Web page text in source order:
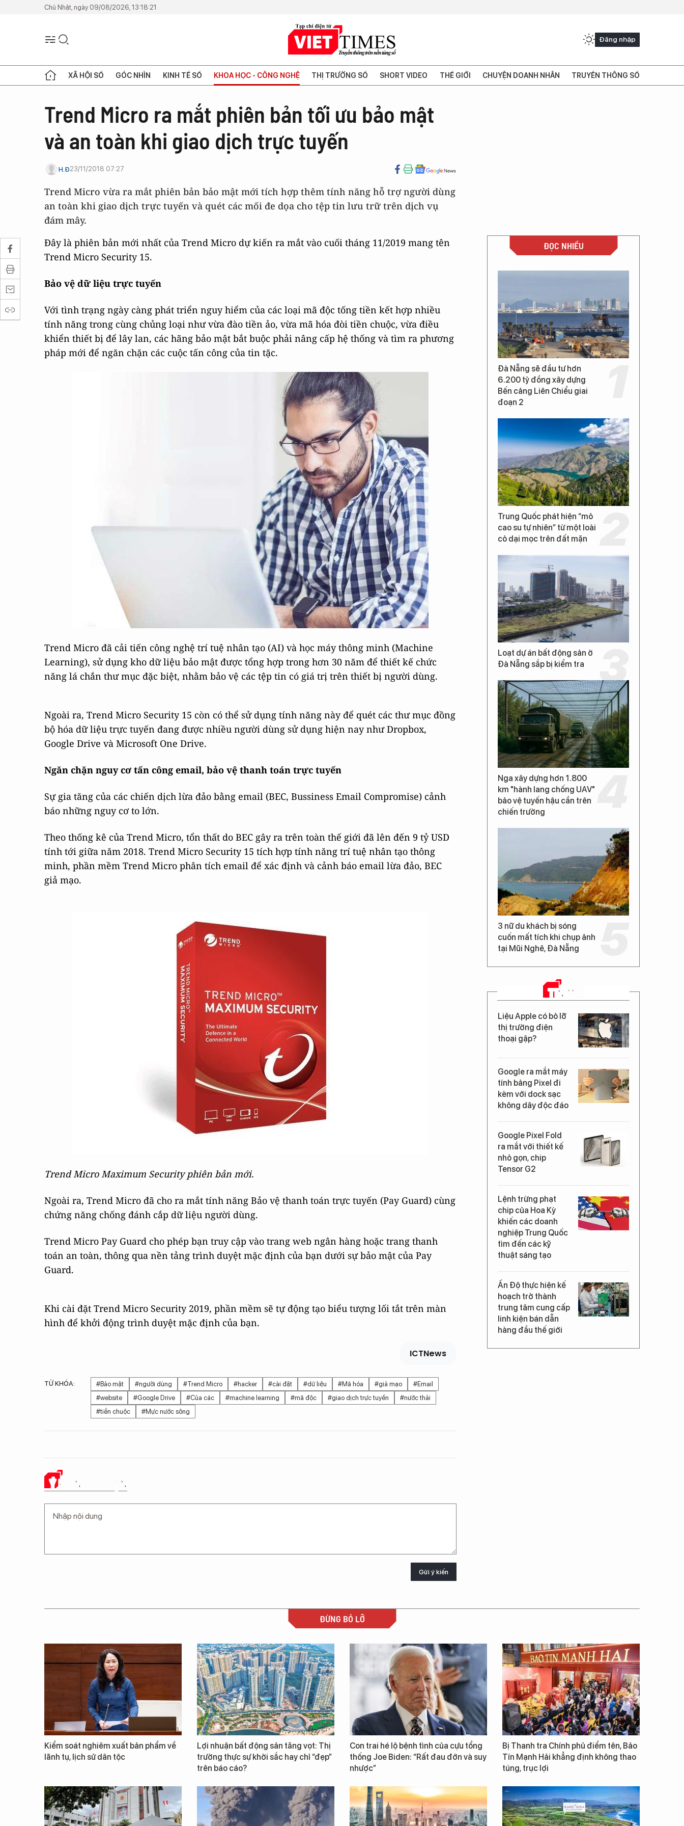
Chủ Nhật, ngày 09/08/2026, 13:18:21
Đăng nhập
XÃ HỘI SỐ GÓC NHÌN KINH TẾ SỐ KHOA HỌC - CÔNG NGHỆ THỊ TRƯỜNG SỐ SHORT VIDEO THẾ GIỚI CHUYỆN DOANH NHÂN TRUYỀN THÔNG SỐ
Trend Micro ra mắt phiên bản tối ưu bảo mật
và an toàn khi giao dịch trực tuyến
H.Đ23/11/2018 07:27
Trend Micro vừa ra mắt phiên bản bảo mật mới tích hợp thêm tính năng hỗ trợ người dùng
an toàn khi giao dịch trực tuyến và quét các mối đe dọa cho tệp tin lưu trữ trên dịch vụ
đám mây.
Đây là phiên bản mới nhất của Trend Micro dự kiến ra mắt vào cuối tháng 11/2019 mang tên
Trend Micro Security 15.
Bảo vệ dữ liệu trực tuyến
Với tình trạng ngày càng phát triển nguy hiểm của các loại mã độc tống tiền kết hợp nhiều
tính năng trong cùng chủng loại như vừa đào tiền ảo, vừa mã hóa đòi tiền chuộc, vừa điều
khiển thiết bị để lây lan, các hãng bảo mật bắt buộc phải nâng cấp hệ thống và tìm ra phương
pháp mới để ngăn chặn các cuộc tấn công của tin tặc.
Trend Micro đã cải tiến công nghệ trí tuệ nhân tạo (AI) và học máy thông minh (Machine
Learning), sử dụng kho dữ liệu bảo mật được tổng hợp trong hơn 30 năm để thiết kế chức
năng lá chắn thư mục đặc biệt, nhằm bảo vệ các tệp tin có giá trị trên thiết bị người dùng.
Ngoài ra, Trend Micro Security 15 còn có thể sử dụng tính năng này để quét các thư mục đồng
bộ hóa dữ liệu trực tuyến đang được nhiều người dùng sử dụng hiện nay như Dropbox,
Google Drive và Microsoft One Drive.
Ngăn chặn nguy cơ tấn công email, bảo vệ thanh toán trực tuyến
Sự gia tăng của các chiến dịch lừa đảo bằng email (BEC, Bussiness Email Compromise) cảnh
báo những nguy cơ to lớn.
Theo thống kê của Trend Micro, tổn thất do BEC gây ra trên toàn thế giới đã lên đến 9 tỷ USD
tính tới giữa năm 2018. Trend Micro Security 15 tích hợp tính năng trí tuệ nhân tạo thông
minh, phần mềm Trend Micro phân tích email để xác định và cảnh báo email lừa đảo, BEC
giả mạo.
Trend Micro Maximum Security phiên bản mới.
Ngoài ra, Trend Micro đã cho ra mắt tính năng Bảo vệ thanh toán trực tuyến (Pay Guard) cùng
chứng năng chống đánh cắp dữ liệu người dùng.
Trend Micro Pay Guard cho phép bạn truy cập vào trang web ngân hàng hoặc trang thanh
toán an toàn, thông qua nền tảng trình duyệt mặc định của bạn dưới sự bảo mật của Pay
Guard.
Khi cài đặt Trend Micro Security 2019, phần mềm sẽ tự động tạo biểu tượng lối tắt trên màn
hình để khởi động trình duyệt mặc định của bạn.
ICTNews
TỪ KHÓA: #Bảo mật #người dùng #Trend Micro #hacker #cài đặt #dữ liệu #Mã hóa #giả mạo
#Email
#website
#Google Drive #Của các #machine learning #mã độc #giao dịch trực tuyến
#nước thải
#tiền chuộc
#Mực nước sông
Ý KIẾN CỦA BẠN
Gửi ý kiến
ĐỌC NHIỀU
Đà Nẵng sẽ đầu tư hơn
6.200 tỷ đồng xây dựng
Bến cảng Liên Chiểu giai
đoạn 2
Trung Quốc phát hiện “mỏ
cao su tự nhiên” từ một loài
cỏ dại mọc trên đất mặn
Loạt dự án bất động sản ở
Đà Nẵng sắp bị kiểm tra
Nga xây dựng hơn 1.800
km "hành lang chống UAV"
bảo vệ tuyến hậu cần trên
chiến trường
3 nữ du khách bị sóng
cuốn mất tích khi chụp ảnh
tại Mũi Nghê, Đà Nẵng
TIN MỚI
Liệu Apple có bỏ lỡ
thị trường điện
thoại gập?
Google ra mắt máy
tính bảng Pixel đi
kèm với dock sạc
không dây độc đáo
Google Pixel Fold
ra mắt với thiết kế
nhỏ gọn, chip
Tensor G2
Lệnh trừng phạt
chip của Hoa Kỳ
khiến các doanh
nghiệp Trung Quốc
tìm đến các kỹ
thuật sáng tạo
Ấn Độ thực hiện kế
hoạch trở thành
trung tâm cung cấp
linh kiện bán dẫn
hàng đầu thế giới
ĐỪNG BỎ LỠ
Kiểm soát nghiêm xuất bản phẩm về
lãnh tụ, lịch sử dân tộc
Lợi nhuận bất động sản tăng vọt: Thị
trường thực sự khởi sắc hay chỉ “đẹp”
trên báo cáo?
Con trai hé lộ bệnh tình của cựu tổng
thống Joe Biden: “Rất đau đớn và suy
nhược”
Bị Thanh tra Chính phủ điểm tên, Bảo
Tín Mạnh Hải khẳng định không thao
túng, trục lợi